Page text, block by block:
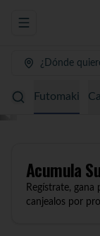
Abrir menu de
¿Dónde
Sushimi
Acumula
Regístrate,
canjealos por